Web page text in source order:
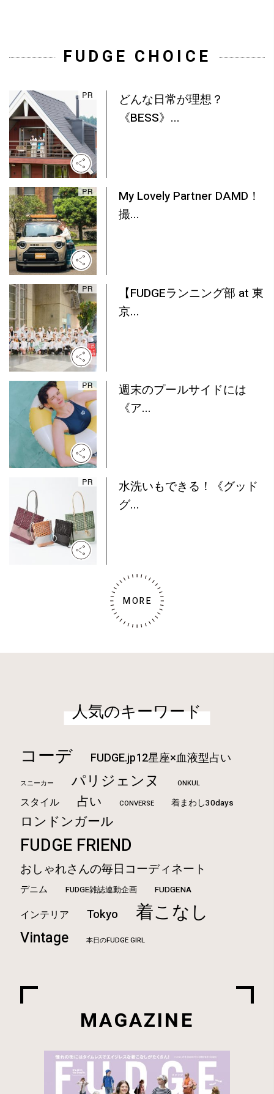
FUDGE CHOICE
どんな日常が理想？
《BESS》...
My Lovely Partner DAMD！
撮...
【FUDGEランニング部 at 東
京...
週末のプールサイドには
《ア...
水洗いもできる！《グッド
グ...
MORE
人気のキーワード
コーデ FUDGE.jp12星座×血液型占い
スニーカー パリジェンヌ ONKUL
スタイル 占い CONVERSE 着まわし30days
ロンドンガール
FUDGE FRIEND
おしゃれさんの毎日コーディネート
デニム FUDGE雑誌連動企画 FUDGENA
インテリア Tokyo 着こなし
Vintage 本日のFUDGE GIRL
MAGAZINE